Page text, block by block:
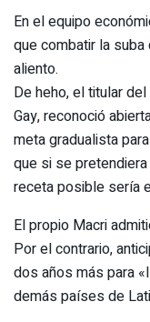
En el equipo
que combatir la
aliento.
De heho, el titular
Gay, reconoció
meta gradualista
que si se
receta posible sería
El propio Macri
Por el contrario,
dos años más para
demás países de